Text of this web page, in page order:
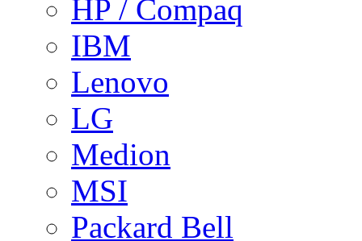
HP / Compaq
IBM
Lenovo
LG
Medion
MSI
Packard Bell